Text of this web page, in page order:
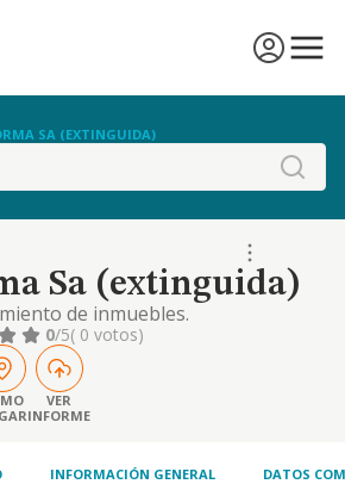
SA (EXTINGUIDA)
Sa (extinguida)
de inmuebles.
0/5( 0 votos)
VER
INFORME
INFORMACIÓN GENERAL DATOS